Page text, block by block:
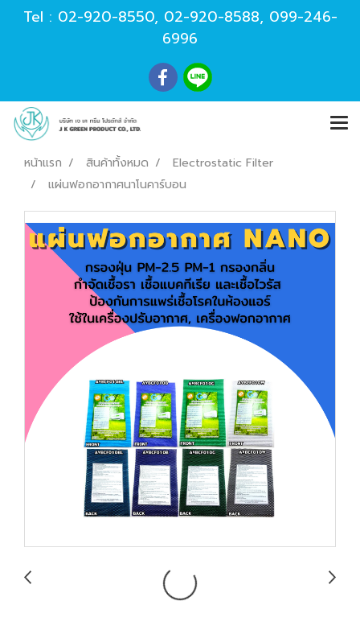
Tel : 02-920-8550, 02-920-8588, 099-246-
6996
หน้าแรก สินค้าทั้งหมด
Electrostatic Filter
แผ่นฟอกอากาศนาโนคาร์บอน